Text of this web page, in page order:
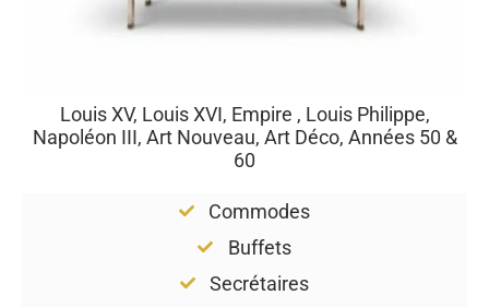
Louis XV, Louis XVI, Empire , Louis Philippe,
Napoléon III, Art Nouveau, Art Déco, Années 50 &
60
Commodes
Buffets
Secrétaires